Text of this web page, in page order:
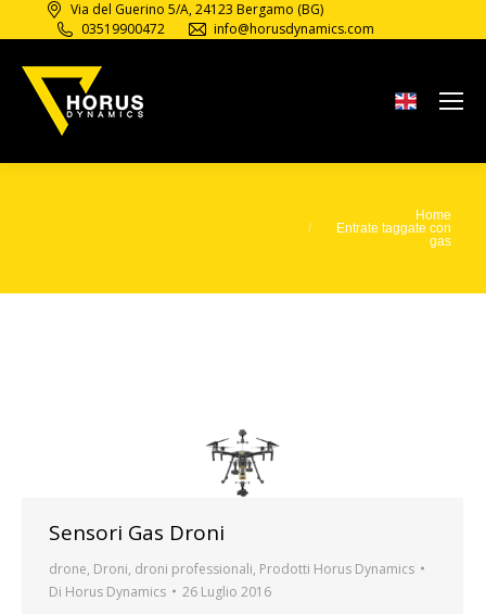
Via del Guerino 5/A, 24123 Bergamo (BG)
03519900472
info@horusdynamics.com
Tu sei qui:
Home
Entrate taggate con
gas
Sensori Gas Droni
drone, Droni, droni professionali, Prodotti Horus Dynamics
Di Horus Dynamics 26 Luglio 2016